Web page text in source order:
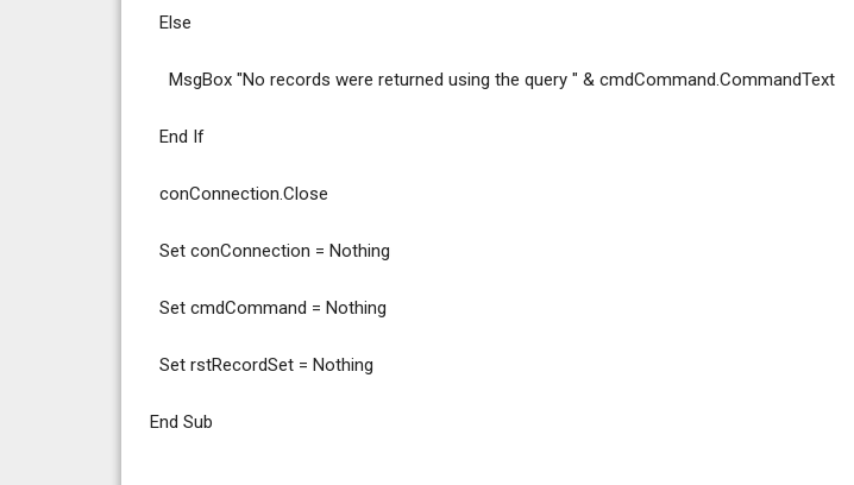
Else
MsgBox "No records were returned using the query " & cmdCommand.CommandText
End If
conConnection.Close
Set conConnection = Nothing
Set cmdCommand = Nothing
Set rstRecordSet = Nothing
End Sub